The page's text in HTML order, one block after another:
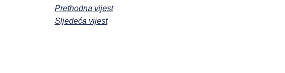
Prethodna vijest
Sljedeća vijest